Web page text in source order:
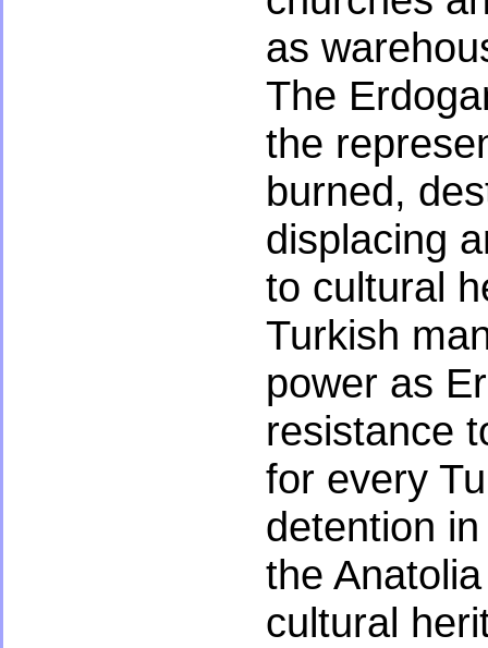
as
The
the
burned,
displacing
to cultural
Turkish
power as
resistance
for every
detention
the
cultural